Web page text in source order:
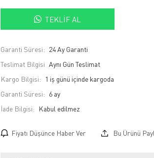
TEKLIF AL
Garanti Süresi: 24 Ay Garanti
Teslimat Bilgisi Aynı Gün Teslimat
Kargo Bilgisi:
1 iş günü içinde kargoda
Garanti Süresi: 6 ay
İade Bilgisi:
Fiyatı Düşünce Haber Ver Bu Ürünü